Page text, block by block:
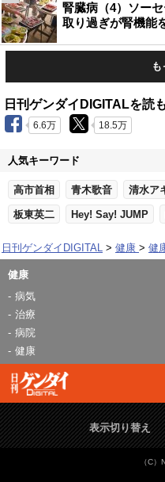
腎臓病（4）ソー
取り過ぎが腎機能
も
日刊ゲンダイDIGITALを読
6.6万 18.5万
人気キーワード
高市首相 青木歌音 清水ア
板東英二 Hey! Say! JUMP
日刊ゲンダイDIGITAL 健康 健
健康
病気
治療
病院
健康
表示切り替え
（C